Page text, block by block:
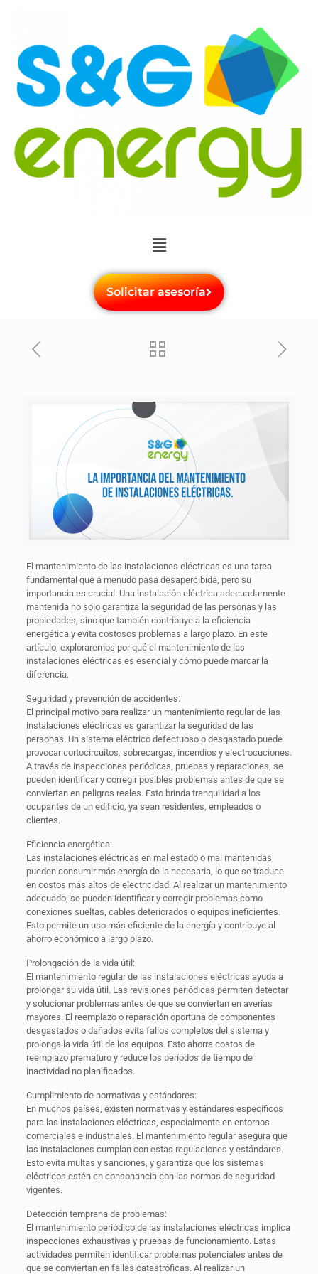
Solicitar asesoría
El mantenimiento de las instalaciones eléctricas es una tarea
fundamental que a menudo pasa desapercibida, pero su
importancia es crucial. Una instalación eléctrica adecuadamente
mantenida no solo garantiza la seguridad de las personas y las
propiedades, sino que también contribuye a la eficiencia
energética y evita costosos problemas a largo plazo. En este
artículo, exploraremos por qué el mantenimiento de las
instalaciones eléctricas es esencial y cómo puede marcar la
diferencia.
Seguridad y prevención de accidentes:
El principal motivo para realizar un mantenimiento regular de las
instalaciones eléctricas es garantizar la seguridad de las
personas. Un sistema eléctrico defectuoso o desgastado puede
provocar cortocircuitos, sobrecargas, incendios y electrocuciones.
A través de inspecciones periódicas, pruebas y reparaciones, se
pueden identificar y corregir posibles problemas antes de que se
conviertan en peligros reales. Esto brinda tranquilidad a los
ocupantes de un edificio, ya sean residentes, empleados o
clientes.
Eficiencia energética:
Las instalaciones eléctricas en mal estado o mal mantenidas
pueden consumir más energía de la necesaria, lo que se traduce
en costos más altos de electricidad. Al realizar un mantenimiento
adecuado, se pueden identificar y corregir problemas como
conexiones sueltas, cables deteriorados o equipos ineficientes.
Esto permite un uso más eficiente de la energía y contribuye al
ahorro económico a largo plazo.
Prolongación de la vida útil:
El mantenimiento regular de las instalaciones eléctricas ayuda a
prolongar su vida útil. Las revisiones periódicas permiten detectar
y solucionar problemas antes de que se conviertan en averías
mayores. El reemplazo o reparación oportuna de componentes
desgastados o dañados evita fallos completos del sistema y
prolonga la vida útil de los equipos. Esto ahorra costos de
reemplazo prematuro y reduce los períodos de tiempo de
inactividad no planificados.
Cumplimiento de normativas y estándares:
En muchos países, existen normativas y estándares específicos
para las instalaciones eléctricas, especialmente en entornos
comerciales e industriales. El mantenimiento regular asegura que
las instalaciones cumplan con estas regulaciones y estándares.
Esto evita multas y sanciones, y garantiza que los sistemas
eléctricos estén en consonancia con las normas de seguridad
vigentes.
Detección temprana de problemas:
El mantenimiento periódico de las instalaciones eléctricas implica
inspecciones exhaustivas y pruebas de funcionamiento. Estas
actividades permiten identificar problemas potenciales antes de
que se conviertan en fallas catastróficas. Al realizar un